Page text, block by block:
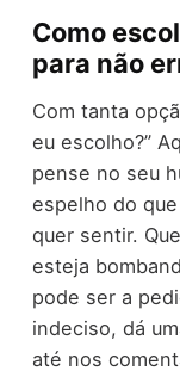
Como
para não
Com tanta
eu escolho?”
pense no seu
espelho do
quer sentir.
esteja
pode ser a
indeciso, dá
até nos